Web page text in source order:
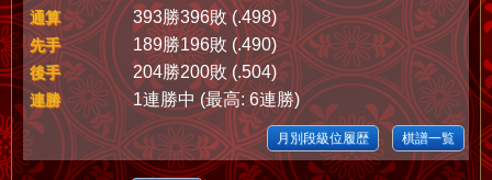
通算 393勝396敗 (.498)
先手 189勝196敗 (.490)
後手 204勝200敗 (.504)
連勝 1連勝中 (最高: 6連勝)
月別段級位履歴 棋譜一覧